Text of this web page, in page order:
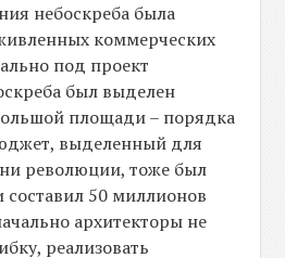
небоскреба была
коммерческих
под проект
был выделен
площади – порядка
выделенный для
революции, тоже был
составил 50 миллионов
архитекторы не
реализовать